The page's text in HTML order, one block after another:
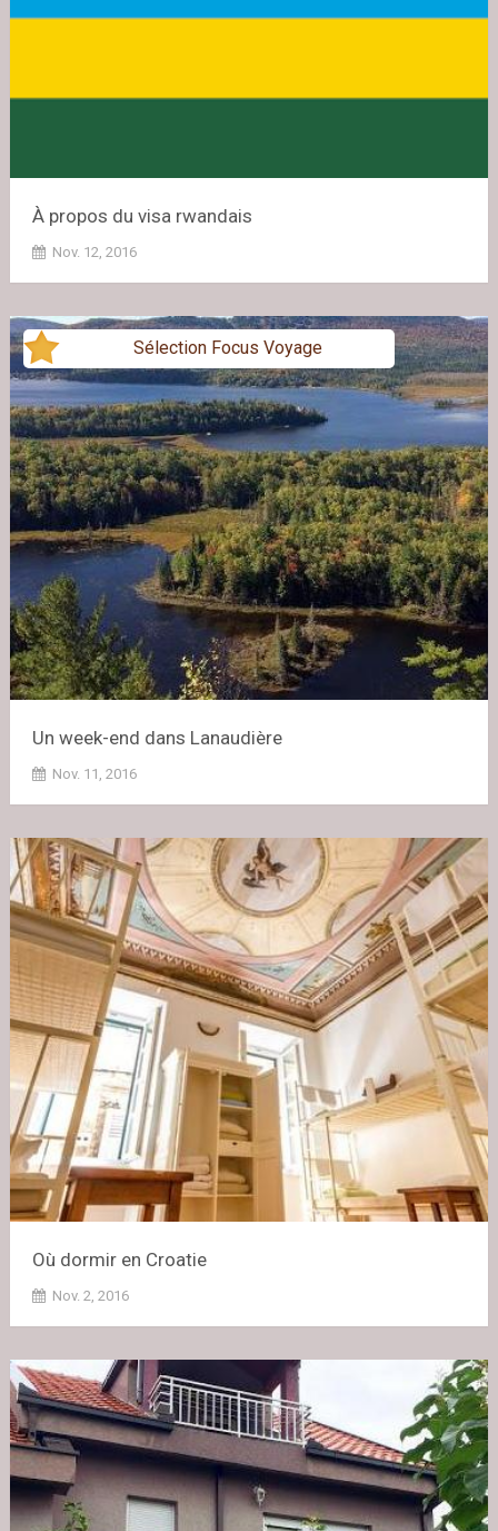
À propos du visa rwandais
Nov. 12, 2016
Sélection Focus Voyage
Un week-end dans Lanaudière
Nov. 11, 2016
Où dormir en Croatie
Nov. 2, 2016